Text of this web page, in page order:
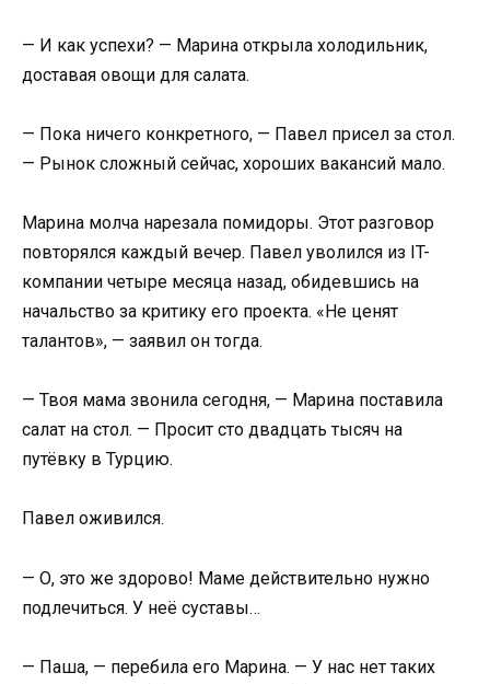
— И как успехи? — Марина открыла холодильник,
доставая овощи для салата.
— Пока ничего конкретного, — Павел присел за стол.
— Рынок сложный сейчас, хороших вакансий мало.
Марина молча нарезала помидоры. Этот разговор
повторялся каждый вечер. Павел уволился из IT-
компании четыре месяца назад, обидевшись на
начальство за критику его проекта. «Не ценят
талантов», — заявил он тогда.
— Твоя мама звонила сегодня, — Марина поставила
салат на стол. — Просит сто двадцать тысяч на
путёвку в Турцию.
Павел оживился.
— О, это же здорово! Маме действительно нужно
подлечиться. У неё суставы…
— Паша, — перебила его Марина. — У нас нет таких